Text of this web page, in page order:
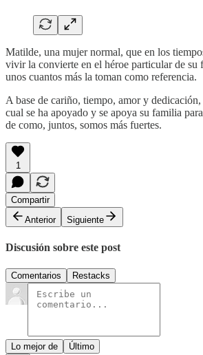
Matilde, una mujer normal, que en los
vivir la convierte en el héroe particular de su
unos cuantos más la toman como referencia.
A base de cariño, tiempo, amor y
cual se ha apoyado y se apoya su familia
de como, juntos, somos más fuertes.
1
Compartir
Anterior
Siguiente
Discusión sobre este post
Comentarios Restacks
Lo mejor de Último